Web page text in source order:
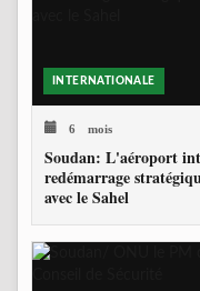
INTERNATIONALE
6 mois
Soudan: L'aéroport
redémarrage
avec le Sahel